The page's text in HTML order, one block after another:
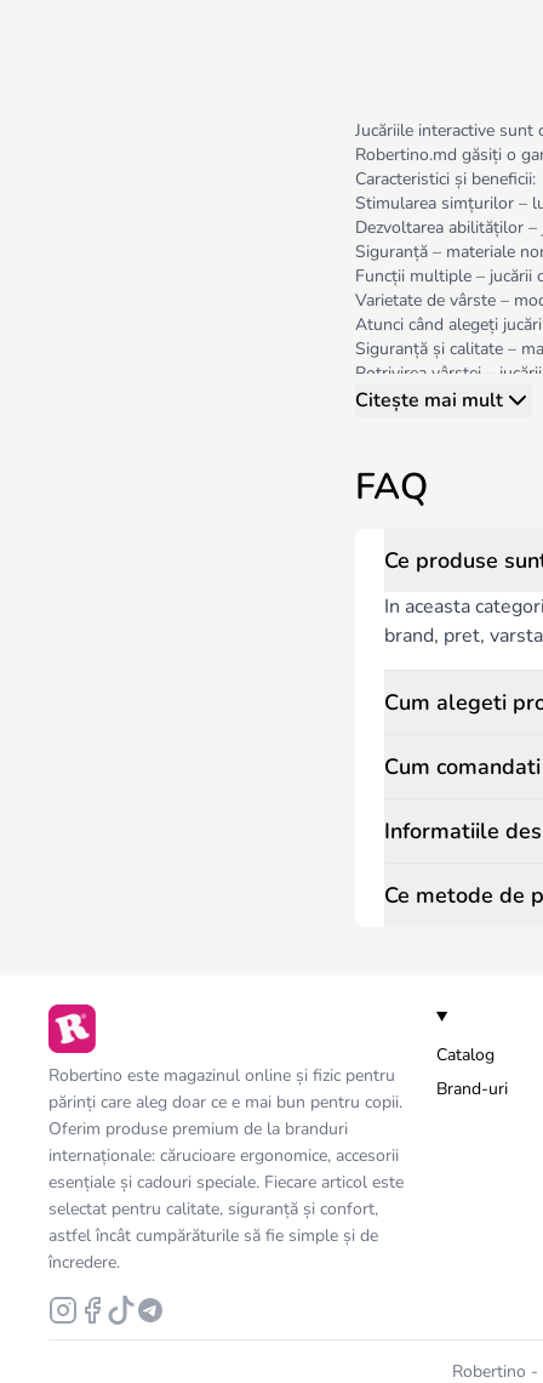
Jucăriile interactive sunt
Robertino.md găsiți o
Caracteristici și beneficii:
Stimularea simțurilor –
Dezvoltarea abilităților –
Siguranță – materiale
Funcții multiple – jucării
Varietate de vârste –
Atunci când alegeți
Siguranță și calitate –
Potrivirea vârstei –
Funcționalitate – ușor
Citește mai mult
FAQ
Ce produse
In aceasta
brand, pret,
Cum alegeti
Cum
Informatiile
Ce metode de
Catalog
Brand-uri
Robertino este magazinul online și fizic pentru
părinți care aleg doar ce e mai bun pentru copii.
Oferim produse premium de la branduri
internaționale: cărucioare ergonomice, accesorii
esențiale și cadouri speciale. Fiecare articol este
selectat pentru calitate, siguranță și confort,
astfel încât cumpărăturile să fie simple și de
încredere.
Robertino -